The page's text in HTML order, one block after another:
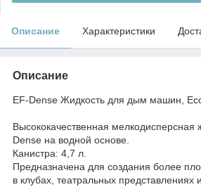
Описание Характеристики
Описание
EF-Dense Жидкость для дым машин,
Высококачественная мелкодисперсная
Dense на водной основе.
Канистра: 4,7 л.
Предназначена для создания более
в клубах, театральных представлениях